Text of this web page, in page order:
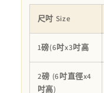
忌
廉
糕
數
量
忌
尺吋 Size
1磅(6吋x3吋高
2磅 (6吋直徑x4
吋高)